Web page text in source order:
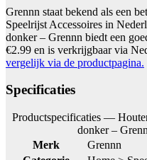
Grennn staat bekend als een
Speelrijst Accessoires in
donker – Grennn biedt een
€2.99 en is verkrijgbaar via
vergelijk via de productpagina.
Specificaties
Productspecificaties —
donker –
Merk
Grennn